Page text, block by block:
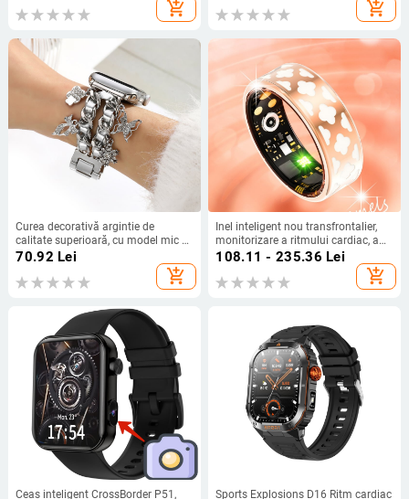
add_shopping_cart
Amazon fierbinte
add_shopping_cart
Curea decorativă argintie de
calitate superioară, cu model mic și
parfumat, în formă de fulg de nea,
pentru Apple Watch, Apple Watch
iWatch 109876
70.92 Lei
add_shopping_cart
Inel inteligent nou transfrontalier,
monitorizare a ritmului cardiac, a
oxigenului din sânge, îngrijire de la
distanță, proces de colorare a
emailului în etape multiple
108.11 - 235.36 Lei
add_shopping_cart
Ceas inteligent CrossBorder P51,
Sports Explosions D16 Ritm cardiac